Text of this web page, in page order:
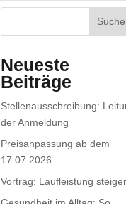
Neueste
Beiträge
Stellenausschreibung:
der Anmeldung
Preisanpassung ab dem
17.07.2026
Vortrag: Laufleistung